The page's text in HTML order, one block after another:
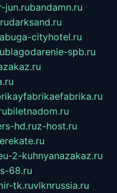
jun.rubandamn.ru
darksand.ru
cityhotel.ru
blagodarenie-spb.ru
biletnadom.ru
hd.ruz-host.ru
2-kuhnyanazakaz.ru
68.ru
tk.ruvlknrussia.ru